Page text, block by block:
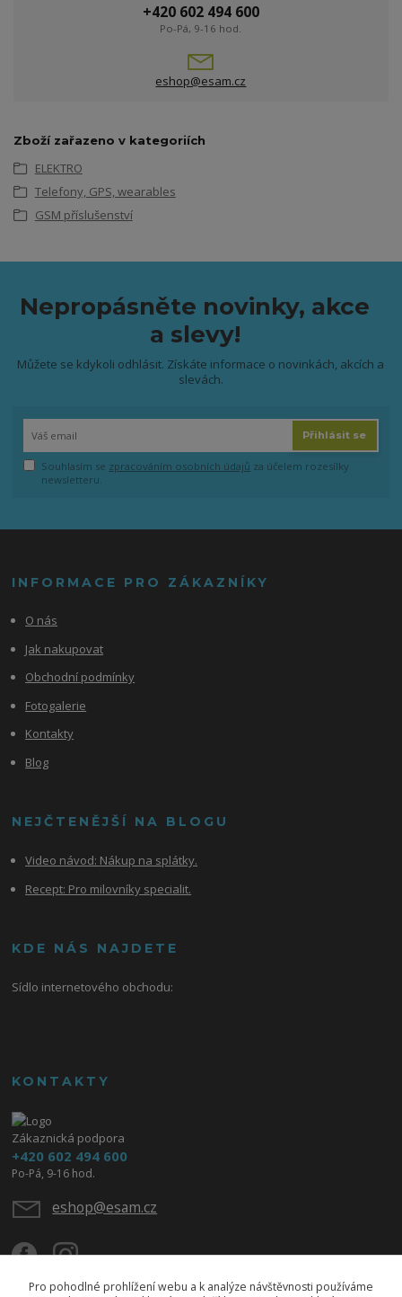
+420 602 494 600
Po-Pá, 9-16 hod.
eshop@esam.cz
Zboží zařazeno v kategoriích
ELEKTRO
Telefony, GPS, wearables
GSM příslušenství
Nepropásněte novinky, akce
a slevy!
Můžete se kdykoli odhlásit. Získáte informace o novinkách, akcích a
slevách.
Přihlásit se
Souhlasím se zpracováním osobních údajů za účelem rozesílky
newsletteru.
INFORMACE PRO ZÁKAZNÍKY
O nás
Jak nakupovat
Obchodní podmínky
Fotogalerie
Kontakty
Blog
NEJČTENĚJŠÍ NA BLOGU
Video návod: Nákup na splátky.
Recept: Pro milovníky specialit.
KDE NÁS NAJDETE
Sídlo internetového obchodu:
KONTAKTY
Zákaznická podpora
+420 602 494 600
Po-Pá, 9-16 hod.
eshop@esam.cz
Pro pohodlné prohlížení webu a k analýze návštěvnosti používáme